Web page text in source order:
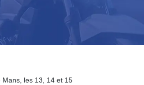
les 13, 14 et 15